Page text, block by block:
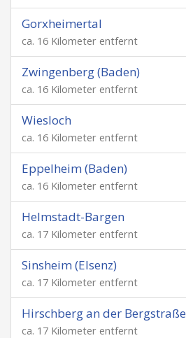
Gorxheimertal
ca. 16 Kilometer entfernt
Zwingenberg (Baden)
ca. 16 Kilometer entfernt
Wiesloch
ca. 16 Kilometer entfernt
Eppelheim (Baden)
ca. 16 Kilometer entfernt
Helmstadt-Bargen
ca. 17 Kilometer entfernt
Sinsheim (Elsenz)
ca. 17 Kilometer entfernt
Hirschberg an der Bergstraße
ca. 17 Kilometer entfernt